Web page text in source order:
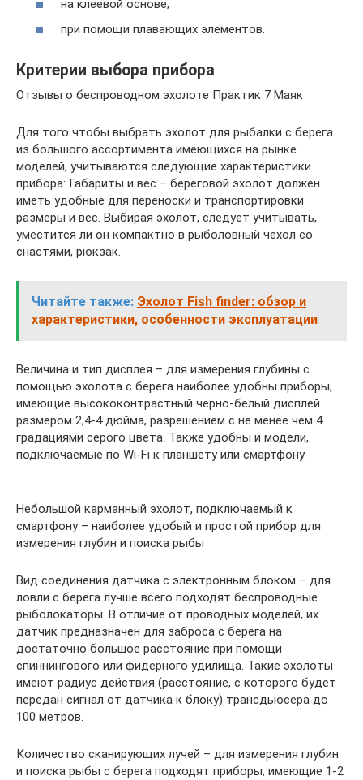
на клеевой основе;
при помощи плавающих элементов.
Критерии выбора прибора
Отзывы о беспроводном эхолоте Практик 7 Маяк
Для того чтобы выбрать эхолот для рыбалки с берега
из большого ассортимента имеющихся на рынке
моделей, учитываются следующие характеристики
прибора: Габариты и вес – береговой эхолот должен
иметь удобные для переноски и транспортировки
размеры и вес. Выбирая эхолот, следует учитывать,
уместится ли он компактно в рыболовный чехол со
снастями, рюкзак.
Читайте также: Эхолот Fish finder: обзор и
характеристики, особенности эксплуатации
Величина и тип дисплея – для измерения глубины с
помощью эхолота с берега наиболее удобны приборы,
имеющие высококонтрастный черно-белый дисплей
размером 2,4-4 дюйма, разрешением с не менее чем 4
градациями серого цвета. Также удобны и модели,
подключаемые по Wi-Fi к планшету или смартфону.
Небольшой карманный эхолот, подключаемый к
смартфону – наиболее удобый и простой прибор для
измерения глубин и поиска рыбы
Вид соединения датчика с электронным блоком – для
ловли с берега лучше всего подходят беспроводные
рыболокаторы. В отличие от проводных моделей, их
датчик предназначен для заброса с берега на
достаточно большое расстояние при помощи
спиннингового или фидерного удилища. Такие эхолоты
имеют радиус действия (расстояние, с которого будет
передан сигнал от датчика к блоку) трансдьюсера до
100 метров.
Количество сканирующих лучей – для измерения глубин
и поиска рыбы с берега подходят приборы, имеющие 1-2